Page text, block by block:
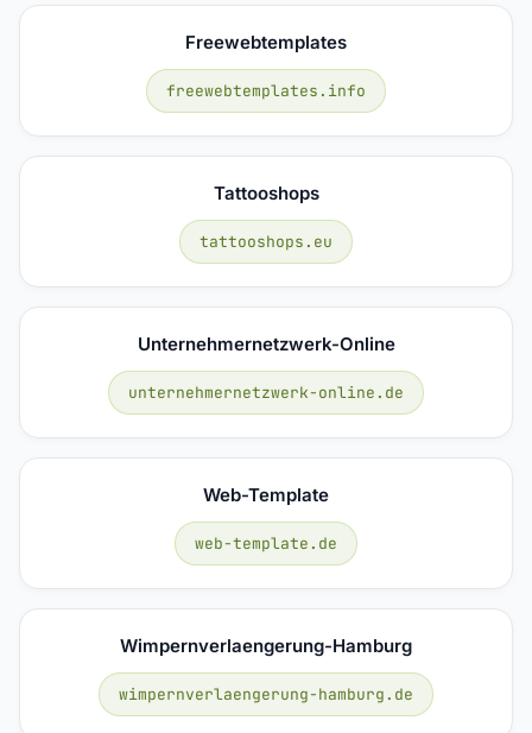
Freewebtemplates
freewebtemplates.info
Tattooshops
tattooshops.eu
Unternehmernetzwerk-Online
unternehmernetzwerk-online.de
Web-Template
web-template.de
Wimpernverlaengerung-Hamburg
wimpernverlaengerung-hamburg.de